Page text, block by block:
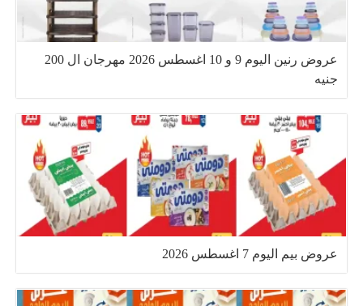
عروض رنين اليوم 9 و 10 اغسطس 2026 مهرجان ال 200
جنيه
عروض بيم اليوم 7 اغسطس 2026